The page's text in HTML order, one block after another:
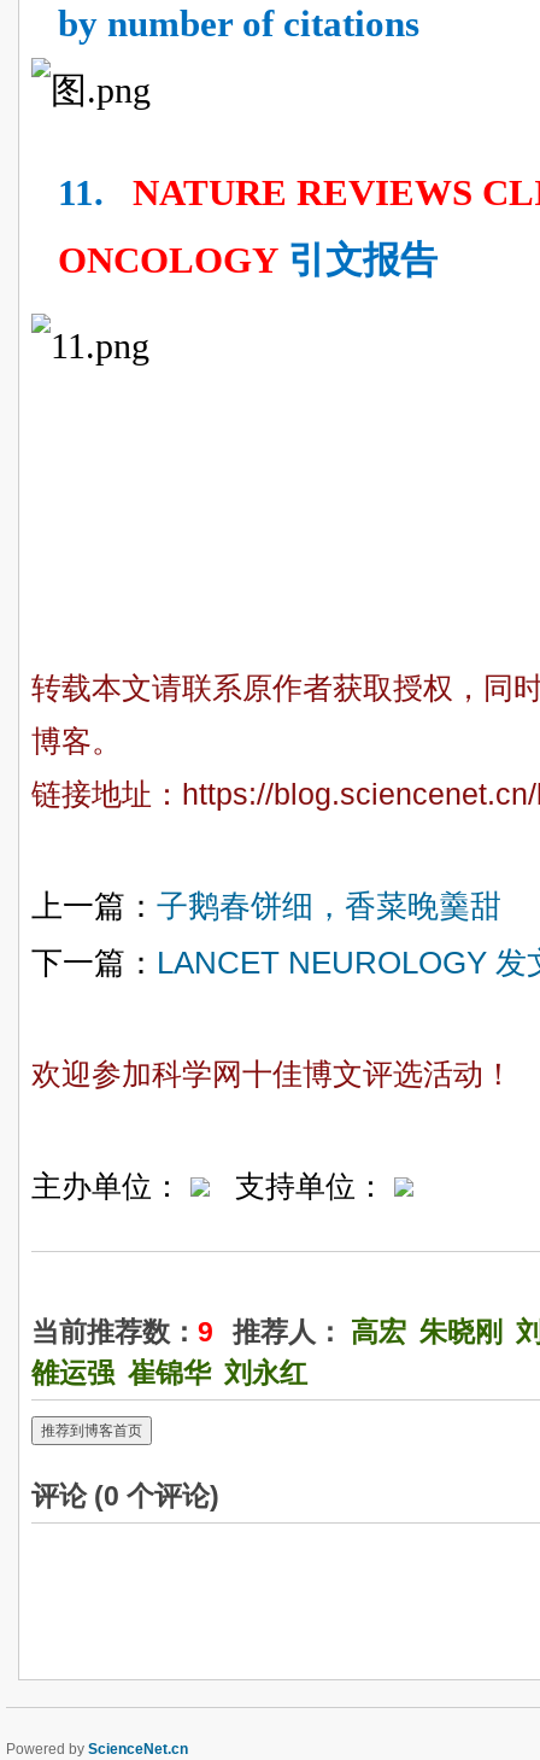
by number of citations
11.
NATURE REVIEWS
ONCOLOGY 引文报告
转载本文请联系原作者获取授权，同
博客。
链接地址： https://
上一篇： 子鹅春饼细，香菜晚羹甜
下一篇： LANCET NEUROLOGY 发
欢迎参加科学网十佳博文评选活动！
主办单位： 支持单位：
当前推荐数： 9 推荐人： 高宏 朱晓刚
雒运强 崔锦华 刘永红
推荐到博客首页
评论 (0 个评论)
Powered by ScienceNet.cn